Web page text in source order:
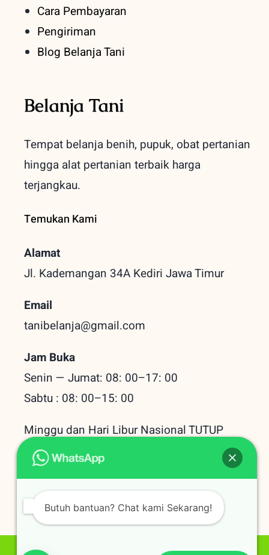
Cara Pembayaran
Pengiriman
Blog Belanja Tani
Belanja Tani
Tempat belanja benih, pupuk, obat pertanian
hingga alat pertanian terbaikharga
terjangkau.
Temukan Kami
Alamat
Jl. Kademangan 34A Kediri Jawa Timur
Email
tanibelanja@gmail.com
Jam Buka
Senin — Jumat: 08: 00–17: 00
Sabtu : 08: 00–15: 00
Minggu dan Hari Libur Nasional TUTUP
Baru Dilihat
Butuh bantuan? Chat kami Sekarang!